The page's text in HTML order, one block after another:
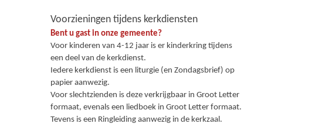
Voorzieningen tijdens kerkdiensten
Bent u gast in onze gemeente?
Voor kinderen van 4-12 jaar is er kinderkring tijdens
een deel van de kerkdienst.
Iedere kerkdienst is een liturgie (en Zondagsbrief) op
papier aanwezig.
Voor slechtzienden is deze verkrijgbaar in Groot Letter
formaat, evenals een liedboek in Groot Letter formaat.
Tevens is een Ringleiding aanwezig in de kerkzaal.